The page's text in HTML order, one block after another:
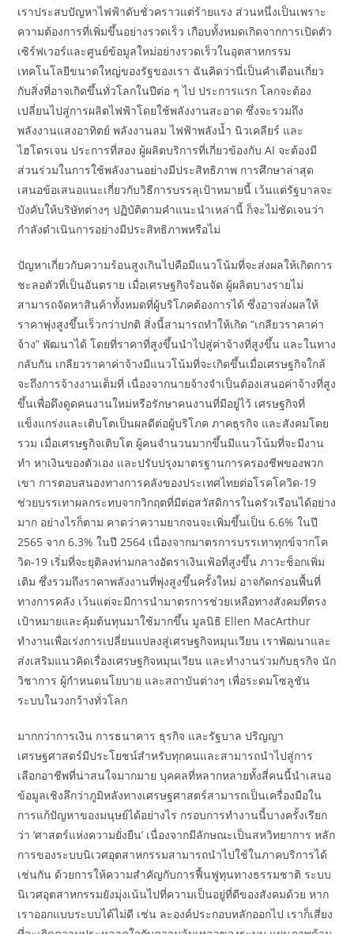
เราประสบปัญหาไฟฟ้าดับชั่วคราวแต่ร้ายแรง ส่วนหนึ่งเป็นเพราะ
ความต้องการที่เพิ่มขึ้นอย่างรวดเร็ว เกือบทั้งหมดเกิดจากการเปิดตัว
เซิร์ฟเวอร์และศูนย์ข้อมูลใหม่อย่างรวดเร็วในอุตสาหกรรม
เทคโนโลยีขนาดใหญ่ของรัฐของเรา ฉันคิดว่านี่เป็นคำเตือนเกี่ยว
กับสิ่งที่อาจเกิดขึ้นทั่วโลกในปีต่อ ๆ ไป ประการแรก โลกจะต้อง
เปลี่ยนไปสู่การผลิตไฟฟ้าโดยใช้พลังงานสะอาด ซึ่งจะรวมถึง
พลังงานแสงอาทิตย์ พลังงานลม ไฟฟ้าพลังน้ำ นิวเคลียร์ และ
ไฮโดรเจน ประการที่สอง ผู้ผลิตบริการที่เกี่ยวข้องกับ AI จะต้องมี
ส่วนร่วมในการใช้พลังงานอย่างมีประสิทธิภาพ การศึกษาล่าสุด
เสนอข้อเสนอแนะเกี่ยวกับวิธีการบรรลุเป้าหมายนี้ เว้นแต่รัฐบาลจะ
บังคับให้บริษัทต่างๆ ปฏิบัติตามคำแนะนำเหล่านี้ ก็จะไม่ชัดเจนว่า
กำลังดำเนินการอย่างมีประสิทธิภาพหรือไม่
ปัญหาเกี่ยวกับความร้อนสูงเกินไปคือมีแนวโน้มที่จะส่งผลให้เกิดการ
ชะลอตัวที่เป็นอันตราย เมื่อเศรษฐกิจร้อนจัด ผู้ผลิตบางรายไม่
สามารถจัดหาสินค้าทั้งหมดที่ผู้บริโภคต้องการได้ ซึ่งอาจส่งผลให้
ราคาพุ่งสูงขึ้นเร็วกว่าปกติ สิ่งนี้สามารถทำให้เกิด “เกลียวราคาค่า
จ้าง” พัฒนาได้ โดยที่ราคาที่สูงขึ้นนำไปสู่ค่าจ้างที่สูงขึ้น และในทาง
กลับกัน เกลียวราคาค่าจ้างมีแนวโน้มที่จะเกิดขึ้นเมื่อเศรษฐกิจใกล้
จะถึงการจ้างงานเต็มที่ เนื่องจากนายจ้างจำเป็นต้องเสนอค่าจ้างที่สูง
ขึ้นเพื่อดึงดูดคนงานใหม่หรือรักษาคนงานที่มีอยู่ไว้ เศรษฐกิจที่
แข็งแกร่งและเติบโตเป็นผลดีต่อผู้บริโภค ภาคธุรกิจ และสังคมโดย
รวม เมื่อเศรษฐกิจเติบโต ผู้คนจำนวนมากขึ้นมีแนวโน้มที่จะมีงาน
ทำ หาเงินของตัวเอง และปรับปรุงมาตรฐานการครองชีพของพวก
เขา การตอบสนองทางการคลังของประเทศไทยต่อโรคโควิด-19
ช่วยบรรเทาผลกระทบจากวิกฤตที่มีต่อสวัสดิการในครัวเรือนได้อย่าง
มาก อย่างไรก็ตาม คาดว่าความยากจนจะเพิ่มขึ้นเป็น 6.6% ในปี
2565 จาก 6.3% ในปี 2564 เนื่องจากมาตรการบรรเทาทุกข์จากโค
วิด-19 เริ่มที่จะยุติลงท่ามกลางอัตราเงินเฟ้อที่สูงขึ้น ภาวะช็อกเพิ่ม
เติม ซึ่งรวมถึงราคาพลังงานที่พุ่งสูงขึ้นครั้งใหม่ อาจกัดกร่อนพื้นที่
ทางการคลัง เว้นแต่จะมีการนำมาตรการช่วยเหลือทางสังคมที่ตรง
เป้าหมายและคุ้มต้นทุนมาใช้มากขึ้น มูลนิธิ Ellen MacArthur
ทำงานเพื่อเร่งการเปลี่ยนแปลงสู่เศรษฐกิจหมุนเวียน เราพัฒนาและ
ส่งเสริมแนวคิดเรื่องเศรษฐกิจหมุนเวียน และทำงานร่วมกับธุรกิจ นัก
วิชาการ ผู้กำหนดนโยบาย และสถาบันต่างๆ เพื่อระดมโซลูชัน
ระบบในวงกว้างทั่วโลก
มากกว่าการเงิน การธนาคาร ธุรกิจ และรัฐบาล ปริญญา
เศรษฐศาสตร์มีประโยชน์สำหรับทุกคนและสามารถนำไปสู่การ
เลือกอาชีพที่น่าสนใจมากมาย บุคคลที่หลากหลายทั้งสี่คนนี้นำเสนอ
ข้อมูลเชิงลึกว่าภูมิหลังทางเศรษฐศาสตร์สามารถเป็นเครื่องมือใน
การแก้ปัญหาของมนุษย์ได้อย่างไร กรอบการทำงานนี้บางครั้งเรียก
ว่า ‘ศาสตร์แห่งความยั่งยืน’ เนื่องจากมีลักษณะเป็นสหวิทยาการ หลัก
การของระบบนิเวศอุตสาหกรรมสามารถนำไปใช้ในภาคบริการได้
เช่นกัน ด้วยการให้ความสำคัญกับการฟื้นฟูทุนทางธรรมชาติ ระบบ
นิเวศอุตสาหกรรมยังมุ่งเน้นไปที่ความเป็นอยู่ที่ดีของสังคมด้วย หาก
เราออกแบบระบบได้ไม่ดี เช่น ละองค์ประกอบหลักออกไป เราก็เสี่ยง